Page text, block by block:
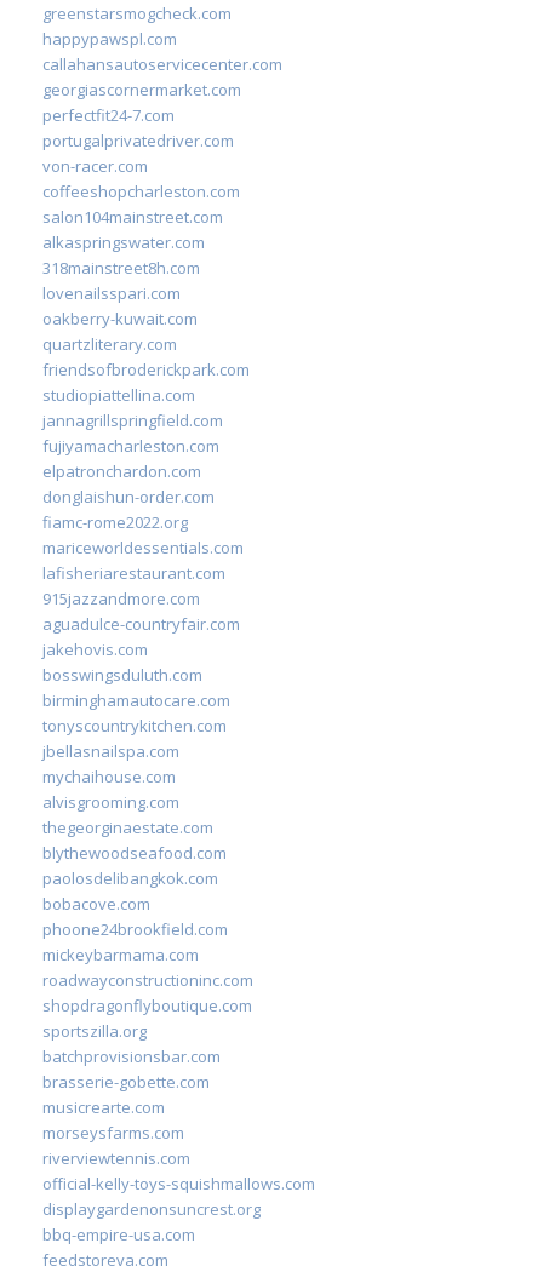
greenstarsmogcheck.com
happypawspl.com
callahansautoservicecenter.com
georgiascornermarket.com
perfectfit24-7.com
portugalprivatedriver.com
von-racer.com
coffeeshopcharleston.com
salon104mainstreet.com
alkaspringswater.com
318mainstreet8h.com
lovenailsspari.com
oakberry-kuwait.com
quartzliterary.com
friendsofbroderickpark.com
studiopiattellina.com
jannagrillspringfield.com
fujiyamacharleston.com
elpatronchardon.com
donglaishun-order.com
fiamc-rome2022.org
mariceworldessentials.com
lafisheriarestaurant.com
915jazzandmore.com
aguadulce-countryfair.com
jakehovis.com
bosswingsduluth.com
birminghamautocare.com
tonyscountrykitchen.com
jbellasnailspa.com
mychaihouse.com
alvisgrooming.com
thegeorginaestate.com
blythewoodseafood.com
paolosdelibangkok.com
bobacove.com
phoone24brookfield.com
mickeybarmama.com
roadwayconstructioninc.com
shopdragonflyboutique.com
sportszilla.org
batchprovisionsbar.com
brasserie-gobette.com
musicrearte.com
morseysfarms.com
riverviewtennis.com
official-kelly-toys-squishmallows.com
displaygardenonsuncrest.org
bbq-empire-usa.com
feedstoreva.com